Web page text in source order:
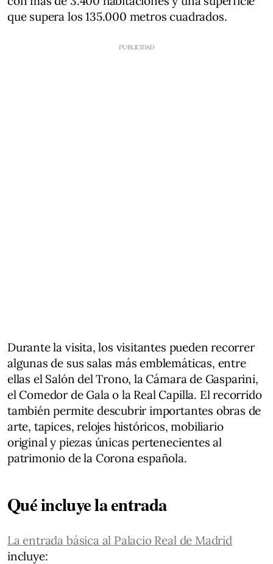
que supera los 135.000 metros cuadrados.
Durante la visita, los visitantes pueden recorrer
algunas de sus salas más emblemáticas, entre
ellas el Salón del Trono, la Cámara de Gasparini,
el Comedor de Gala o la Real Capilla. El recorrido
también permite descubrir importantes obras de
arte, tapices, relojes históricos, mobiliario
original y piezas únicas pertenecientes al
patrimonio de la Corona española.
Qué incluye la entrada
La entrada básica al Palacio Real de Madrid
incluye: